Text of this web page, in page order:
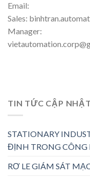
Email:
Sales:
Manager:
TIN TỨC CẬP NHẬT
STATIONARY
ĐỊNH TRONG CÔNG
RƠ LE GIÁM SÁT